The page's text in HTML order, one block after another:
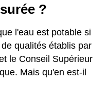
?
l'eau est potable si
qualités établis par
le Conseil Supérieur
Mais qu'en est-il